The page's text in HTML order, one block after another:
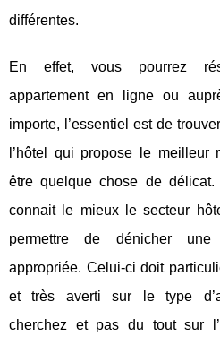
différentes.
En effet, vous pourrez
appartement en ligne ou
importe, l’essentiel est de
l’hôtel qui propose le meilleur
être quelque chose de
connait le mieux le secteur
permettre de dénicher une
appropriée. Celui-ci doit
et très averti sur le type
cherchez et pas du tout sur